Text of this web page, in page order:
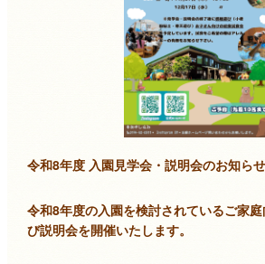
令和8年度 入園見学会・説明会のお知らせ
令和8年度の入園を検討されているご家
び説明会を開催いたします。